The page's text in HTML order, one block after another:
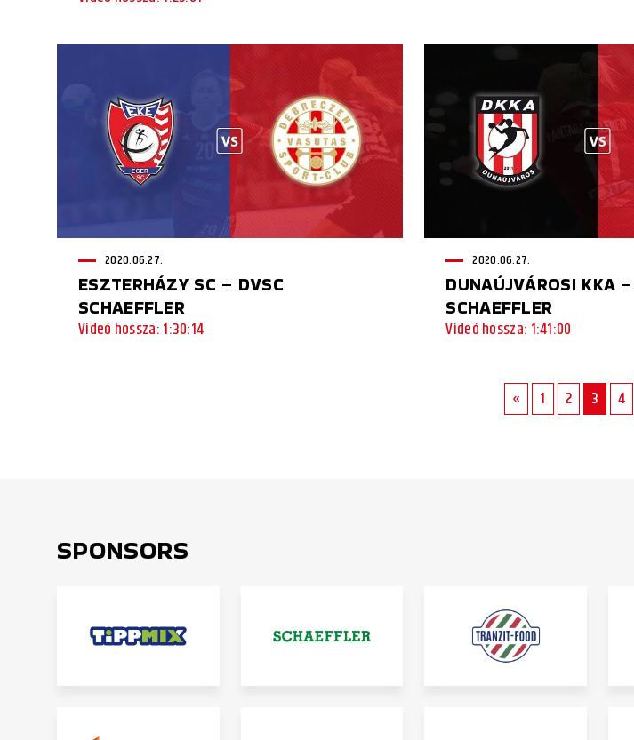
2020.06.27.
ESZTERHÁZY SC – DVSC
SCHAEFFLER
Videó hossza: 1:30:14
2020.06.27.
DUNAÚJVÁROSI KKA
SCHAEFFLER
Videó hossza: 1:41:00
« 1 2 3 4
SPONSORS